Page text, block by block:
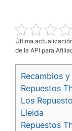
Última
de la API para
Recambios
Repuestos
Los
Lleida
Repuestos